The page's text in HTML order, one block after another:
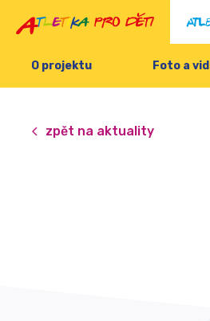
O projektu Foto a
zpět na aktuality